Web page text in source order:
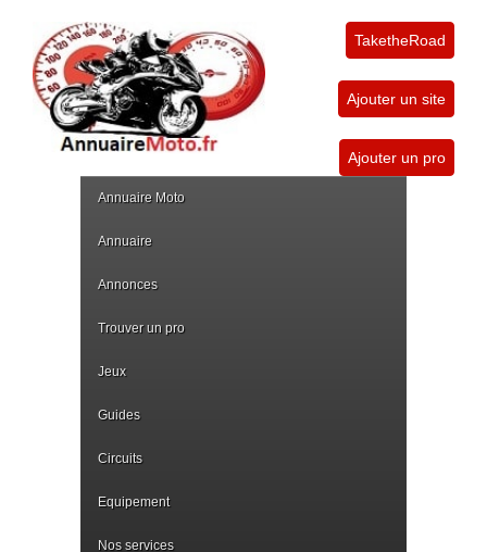
TaketheRoad
Ajouter un site
Ajouter un pro
Annuaire Moto
Annuaire
Annonces
Trouver un pro
Jeux
Guides
Circuits
Equipement
Nos services